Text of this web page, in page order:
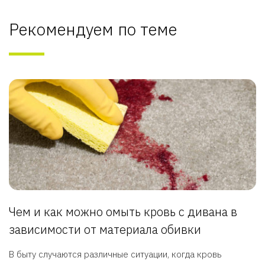
Рекомендуем по теме
Чем и как можно омыть кровь с дивана в
зависимости от материала обивки
В быту случаются различные ситуации, когда кровь